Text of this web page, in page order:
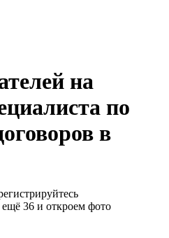
на
по
в
36 и откроем фото